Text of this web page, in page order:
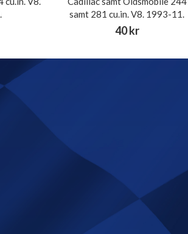
samt 281 cu.in. V8. 1993-11.
40 kr